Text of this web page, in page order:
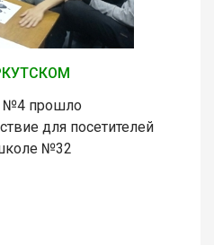
№4 прошло
для посетителей
№32